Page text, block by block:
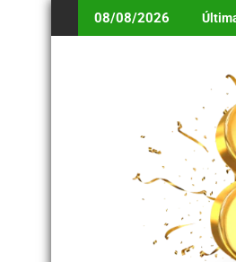
08/08/2026
DA PENHA E REFORÇA A DEFESA
TCE-AM ACOMPANHA